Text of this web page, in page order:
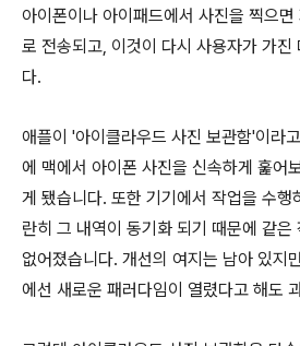
아이폰이나 아이패드에서 사진을 찍으
로 전송되고, 이것이 다시 사용자가 가진
다.
애플이 '아이클라우드 사진 보관함'이라
에 맥에서 아이폰 사진을 신속하게 훑어
게 됐습니다. 또한 기기에서 작업을 수행
란히 그 내역이 동기화 되기 때문에 같은
없어졌습니다. 개선의 여지는 남아 있지
에선 새로운 패러다임이 열렸다고 해도